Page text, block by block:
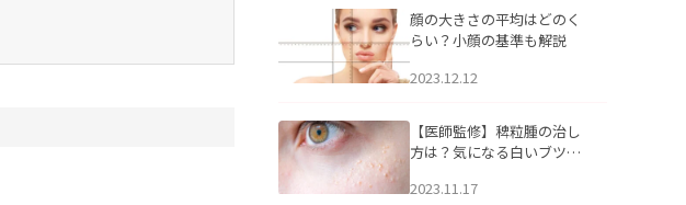
顔の大きさの平均はどのく
らい？小顔の基準も解説
2023.12.12
【医師監修】稗粒腫の治し
方は？気になる白いブツブ
アについて
2023.11.17